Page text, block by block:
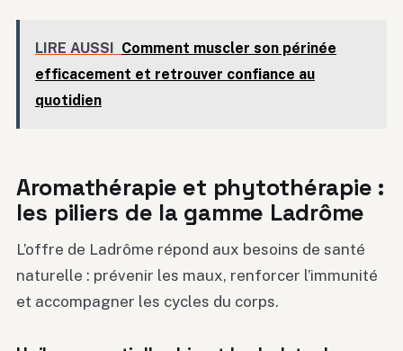
LIRE AUSSI Comment muscler son périnée
efficacement et retrouver confiance au
quotidien
Aromathérapie et phytothérapie :
les piliers de la gamme Ladrôme
L’offre de Ladrôme répond aux besoins de santé
naturelle : prévenir les maux, renforcer l’immunité
et accompagner les cycles du corps.